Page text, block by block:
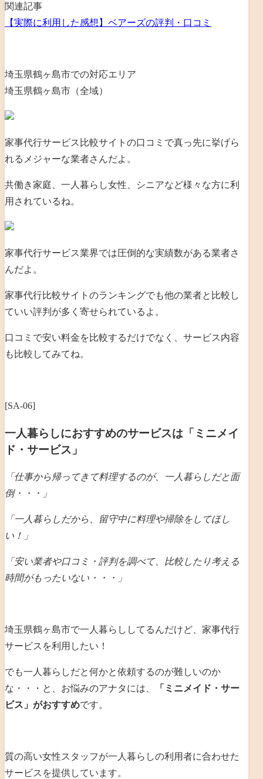
関連記事
【実際に利用した感想】ベアーズの評判・口コミ
埼玉県鶴ヶ島市での対応エリア
埼玉県鶴ヶ島市（全域）
家事代行サービス比較サイトの口コミで真っ先に挙げら
れるメジャーな業者さんだよ。
共働き家庭、一人暮らし女性、シニアなど様々な方に利
用されているね。
家事代行サービス業界では圧倒的な実績数がある業者さ
んだよ。
家事代行比較サイトのランキングでも他の業者と比較し
ていい評判が多く寄せられているよ。
口コミで安い料金を比較するだけでなく、サービス内容
も比較してみてね。
[SA-06]
一人暮らしにおすすめのサービスは「ミニメイ
ド・サービス」
「仕事から帰ってきて料理するのが、一人暮らしだと面
倒・・・」
「一人暮らしだから、留守中に料理や掃除をしてほし
い！」
「安い業者や口コミ・評判を調べて、比較したり考える
時間がもったいない・・・」
埼玉県鶴ヶ島市で一人暮らししてるんだけど、家事代行
サービスを利用したい！
でも一人暮らしだと何かと依頼するのが難しいのか
な・・・と、お悩みのアナタには、
「ミニメイド・サー
ビス」がおすすめです。
質の高い女性スタッフが一人暮らしの利用者に合わせた
サービスを提供しています。